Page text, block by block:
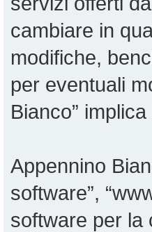
cambiare in
modifiche,
per eventuali
Bianco”
Appennino
software”,
software per la